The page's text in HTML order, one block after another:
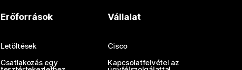
Erőforrások
Letöltések
Csatlakozás egy
Vállalat
Cisco
Kapcsolatfelvétel az